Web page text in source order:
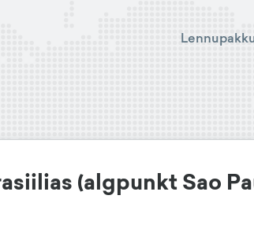
(algpunkt Sao